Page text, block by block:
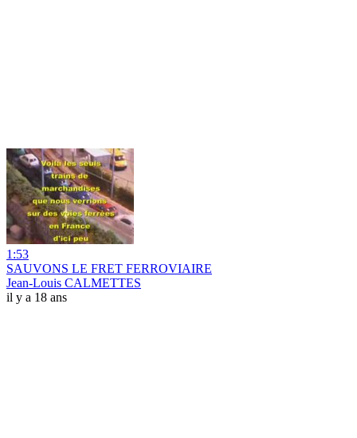
1:53
SAUVONS LE FRET FERROVIAIRE
Jean-Louis CALMETTES
il y a 18 ans